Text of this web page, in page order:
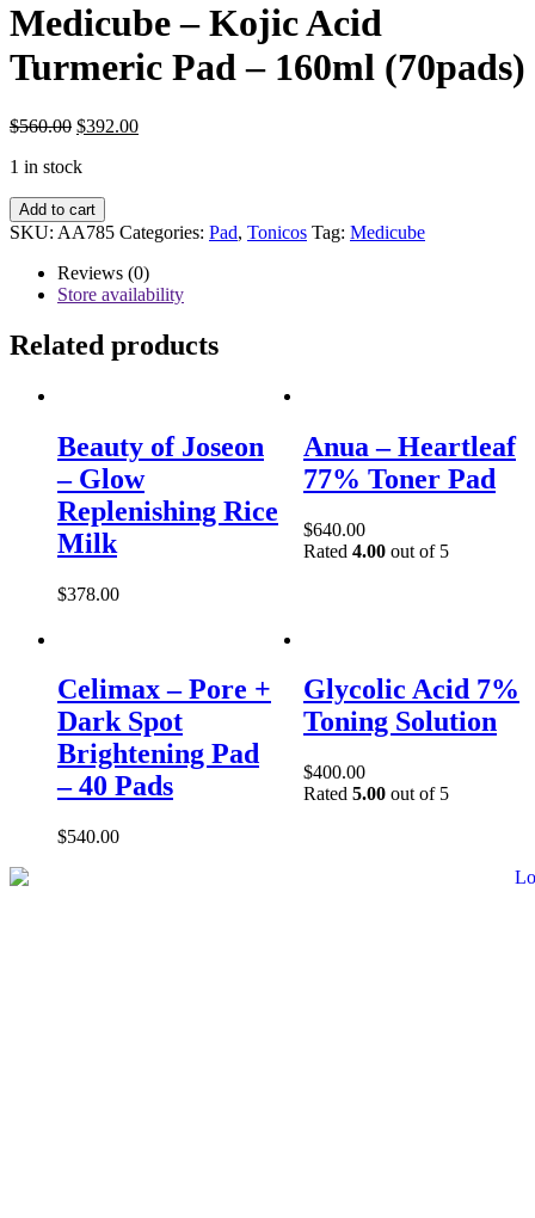
Medicube – Kojic Acid
Turmeric Pad – 160ml (70pads)
$560.00 $392.00
1 in stock
Medicube
-
Acid
Turmeric
-
160ml
quantity
Add to cart
SKU: AA785 Categories: Pad, Tonicos Tag: Medicube
Reviews (0)
Store availability
Related products
Beauty of Joseon
– Glow
Replenishing Rice
Milk
$378.00
Anua – Heartleaf
77% Toner Pad
$640.00
Rated 4.00 out of 5
Celimax – Pore +
Dark Spot
Brightening Pad
– 40 Pads
$540.00
Glycolic Acid 7%
Toning Solution
$400.00
Rated 5.00 out of 5